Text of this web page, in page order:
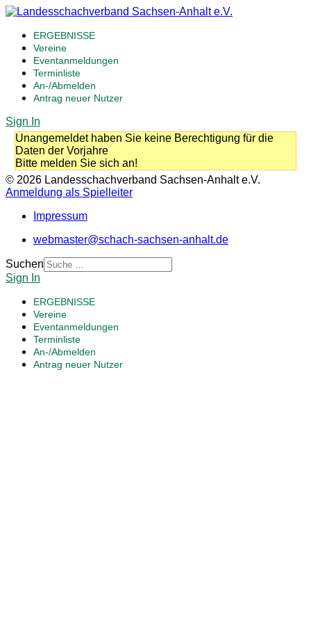
ERGEBNISSE
Vereine
Eventanmeldungen
Terminliste
An-/Abmelden
Antrag neuer Nutzer
Sign In
Unangemeldet haben Sie keine Berechtigung für die
Daten der Vorjahre
Bitte melden Sie sich an!
© 2026 Landesschachverband Sachsen-Anhalt e.V.
Anmeldung als Spielleiter
Impressum
webmaster@schach-sachsen-anhalt.de
Suchen
Sign In
ERGEBNISSE
Vereine
Eventanmeldungen
Terminliste
An-/Abmelden
Antrag neuer Nutzer